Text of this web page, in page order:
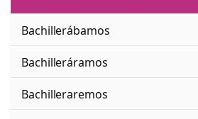
Bachillerábamos
Bachilleráramos
Bachilleraremos